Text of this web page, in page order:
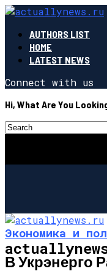
AUTHORS LIST
HOME
LATEST NEWS
Connect with us
Hi, What Are You
Экономика и
В Укрэнерго